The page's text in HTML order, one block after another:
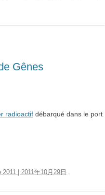
Gênes
radioactif débarqué dans le port
2011 | 2011年10月29日 .